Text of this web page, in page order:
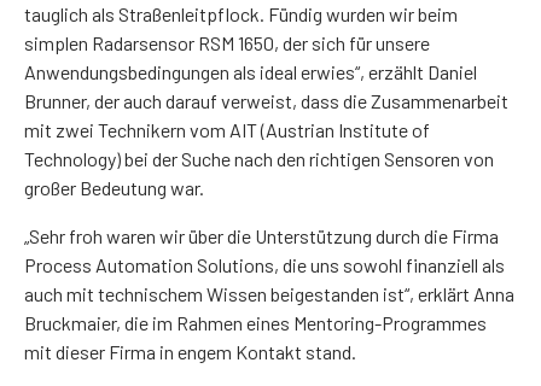
tauglich als Straßenleitpflock. Fündig wurden wir beim
simplen Radarsensor RSM 1650, der sich für unsere
Anwendungsbedingungen als ideal erwies“, erzählt Daniel
Brunner, der auch darauf verweist, dass die Zusammenarbeit
mit zwei Technikern vom AIT (Austrian Institute of
Technology) bei der Suche nach den richtigen Sensoren von
großer Bedeutung war.
„Sehr froh waren wir über die Unterstützung durch die Firma
Process Automation Solutions, die uns sowohl finanziell als
auch mit technischem Wissen beigestanden ist“, erklärt Anna
Bruckmaier, die im Rahmen eines Mentoring-Programmes
mit dieser Firma in engem Kontakt stand.